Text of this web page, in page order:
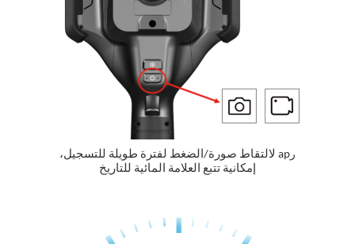
ر ap لالتقاط صورة/الضغط لفترة طويلة للتسجيل،
إمكانية تتبع العلامة المائية للتاريخ